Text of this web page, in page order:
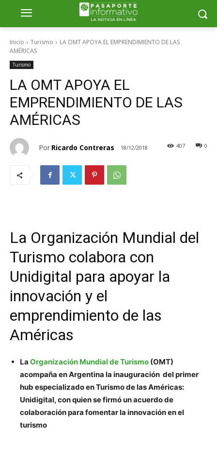
Inicio Turismo
LA OMT APOYA EL EMPRENDIMIENTO DE LAS
AMÉRICAS
Turismo
LA OMT APOYA EL
EMPRENDIMIENTO DE LAS
AMÉRICAS
Por Ricardo Contreras 18/12/2018 0
407
La Organización Mundial del
Turismo colabora con
Unidigital para apoyar la
innovación y el
emprendimiento de las
Américas
La Organización Mundial de Turismo (OMT)
acompaña en Argentina la inauguración del primer
hub especializado en Turismo de las Américas:
Unidigital, con quien se firmó un acuerdo de
colaboración para fomentar la innovación en el
turismo